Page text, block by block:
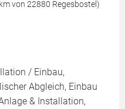
von 22880 Regesbostel)
/ Einbau,
Abgleich, Einbau
& Installation,